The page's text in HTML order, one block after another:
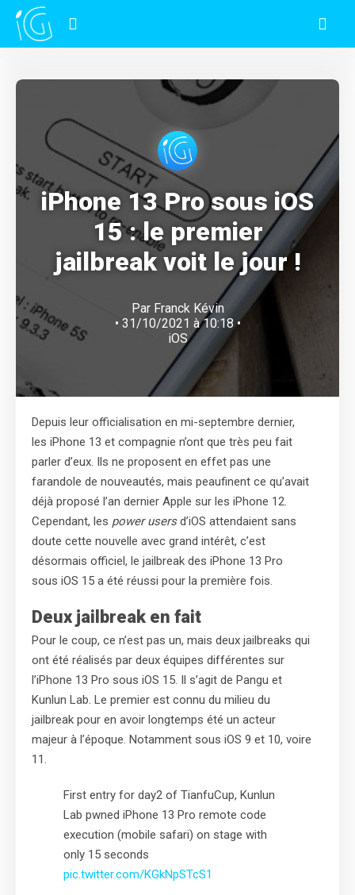
iPhone 13 Pro sous iOS
15 : le premier
jailbreak voit le jour !
Par Franck Kévin
• 31/10/2021 à 10:18 •
iOS
Depuis leur officialisation en mi-septembre dernier,
les iPhone 13 et compagnie n’ont que très peu fait
parler d’eux. Ils ne proposent en effet pas une
farandole de nouveautés, mais peaufinent ce qu’avait
déjà proposé l’an dernier Apple sur les iPhone 12.
Cependant, les power usersd’iOS attendaient sans
doute cette nouvelle avec grand intérêt, c’est
désormais officiel, le jailbreak des iPhone 13 Pro
sous iOS 15 a été réussi pour la première fois.
Deux jailbreak en fait
Pour le coup, ce n’est pas un, mais deux jailbreaks qui
ont été réalisés par deux équipes différentes sur
l’iPhone 13 Pro sous iOS 15. Il s’agit de Pangu et
Kunlun Lab. Le premier est connu du milieu du
jailbreak pour en avoir longtemps été un acteur
majeur à l’époque. Notamment sous iOS 9 et 10, voire
11.
First entry for day2 of TianfuCup, Kunlun
Lab pwned iPhone 13 Pro remote code
execution (mobile safari) on stage with
only 15 seconds
pic.twitter.com/KGkNpSTcS1